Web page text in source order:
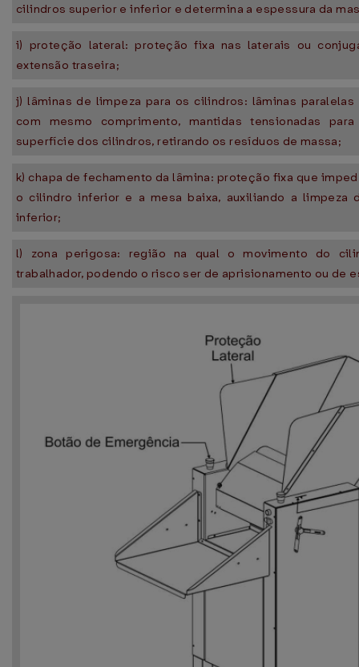
cilindros superior e inferior e determina a espessura da
i) proteção lateral: proteção fixa nas laterais ou
extensão traseira;
j) lâminas de limpeza para os cilindros: lâminas
com mesmo comprimento, mantidas tensionadas
superfície dos cilindros, retirando os resíduos de massa;
k) chapa de fechamento da lâmina: proteção fixa que
o cilindro inferior e a mesa baixa, auxiliando a limpeza
inferior;
l) zona perigosa: região na qual o movimento do
trabalhador, podendo o risco ser de aprisionamento ou de